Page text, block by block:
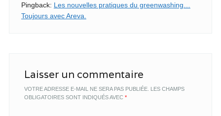
Pingback: Les nouvelles pratiques du greenwashing…
Toujours avec Areva.
Laisser un commentaire
VOTRE ADRESSE E-MAIL NE SERA PAS PUBLIÉE. LES CHAMPS
OBLIGATOIRES SONT INDIQUÉS AVEC *